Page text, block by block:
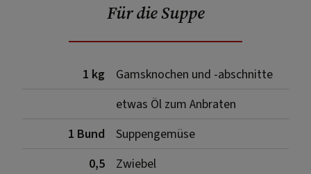
Für die Suppe
1 kg
Gamsknochen und -abschnitte
etwas Öl zum Anbraten
1 Bund
Suppengemüse
0,5
Zwiebel